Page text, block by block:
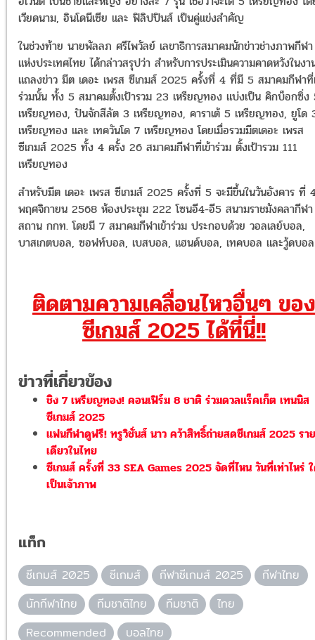
เวียดนาม, อินโดนีเซีย และ ฟิลิปปินส์ เป็นคู่แข่งสำคัญ​
ในช่วงท้าย นายพัลลภ ศรีไพวัลย์ เลขาธิการสมาคมนักข่าวช่างภาพกีฬา
แห่งประเทศไทย ได้กล่าวสรุปว่า สำหรับการประเมินความคาดหวังในงา
แถลงข่าว มีต เดอะ เพรส ซีเกมส์ 2025 ครั้งที่ 4 ที่มี 5 สมาคมกีฬาที่
ร่วมนั้น ทั้ง 5 สมาคมตั้งเป้ารวม 23 เหรียญทอง แบ่งเป็น คิกบ็อกซิ่ง
เหรียญทอง, ปันจักสีลัต 3 เหรียญทอง, คาราเต้ 5 เหรียญทอง, ยูโด
เหรียญทอง และ เทควันโด 7 เหรียญทอง โดยเมื่อรวมมีตเดอะ เพรส
ซีเกมส์ 2025 ทั้ง 4 ครั้ง 26 สมาคมกีฬาที่เข้าร่วม ตั้งเป้ารวม 111
เหรียญทอง
สำหรับมีต เดอะ เพรส ซีเกมส์ 2025 ครั้งที่ 5 จะมีขึ้นในวันอังคาร ที่
พฤศจิกายน 2568 ห้องประชุม 222 โซนอี4-อี5 สนามราชมังคลากีฬา
สถาน กกท. โดยมี 7 สมาคมกีฬาเข้าร่วม ประกอบด้วย วอลเลย์บอล,
บาสเกตบอล, ซอฟท์บอล, เบสบอล, แฮนด์บอล, เทคบอล และวู้ดบอล
ติดตามความเคลื่อนไหวอื่นๆ ของ
ซีเกมส์ 2025 ได้ที่นี่!!
ข่าวที่เกี่ยวข้อง
ชิง 7 เหรียญทอง! คอนเฟิร์ม 8 ชาติ ร่วมดวลแร็คเก็ต เทนนิส
ซีเกมส์ 2025
แฟนกีฬาดูฟรี! ทรูวิชั่นส์ นาว คว้าสิทธิ์ถ่ายสดซีเกมส์ 2025 ราย
เดียวในไทย
ซีเกมส์ ครั้งที่ 33 SEA Games 2025 จัดที่ไหน วันที่เท่าไหร่
เป็นเจ้าภาพ
แท็ก
ซีเกมส์ 2025 ซีเกมส์ กีฬาซีเกมส์ 2025
กีฬาไทย
นักกีฬาไทย
ทีมชาติไทย ทีมชาติ
ไทย
Recommended
บอลไทย